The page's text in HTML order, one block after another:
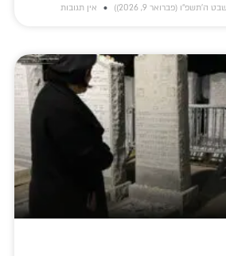
(פברואר 9, 2026)) אין תגובות